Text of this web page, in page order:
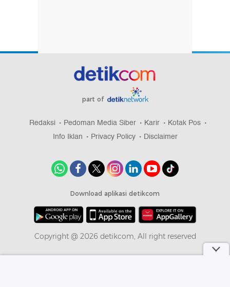
part of
Redaksi Pedoman Media Siber Karir
Kotak Pos
Info Iklan
Privacy Policy Disclaimer
Download aplikasi detikcom
Copyright @ 2026 detikcom, All right reserved